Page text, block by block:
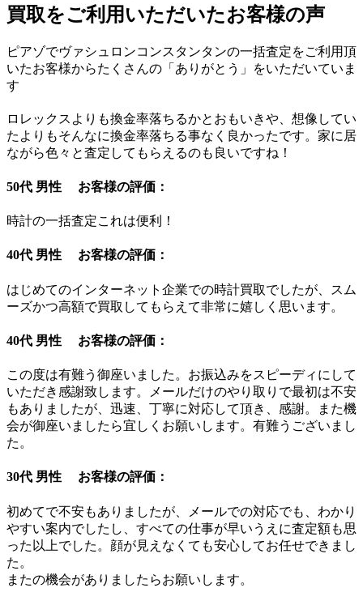
買取をご利用いただいたお客様の声
ピアゾでヴァシュロンコンスタンタンの一括査定をご利用頂
いたお客様からたくさんの「ありがとう」をいただいていま
す
ロレックスよりも換金率落ちるかとおもいきや、想像してい
たよりもそんなに換金率落ちる事なく良かったです。家に居
ながら色々と査定してもらえるのも良いですね！
50代 男性 お客様の評価：
時計の一括査定これは便利！
40代 男性 お客様の評価：
はじめてのインターネット企業での時計買取でしたが、スム
ーズかつ高額で買取してもらえて非常に嬉しく思います。
40代 男性 お客様の評価：
この度は有難う御座いました。お振込みをスピーディにして
いただき感謝致します。メールだけのやり取りで最初は不安
もありましたが、迅速、丁寧に対応して頂き、感謝。また機
会が御座いましたら宜しくお願いします。有難うございまし
た。
30代 男性 お客様の評価：
初めてで不安もありましたが、メールでの対応でも、わかり
やすい案内でしたし、すべての仕事が早いうえに査定額も思
った以上でした。顔が見えなくても安心してお任せできまし
た。
またの機会がありましたらお願いします。